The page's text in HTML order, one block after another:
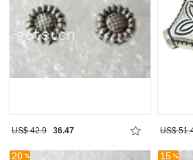
US$ 42.9 36.47 US$
20 15